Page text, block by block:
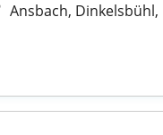
Ansbach,